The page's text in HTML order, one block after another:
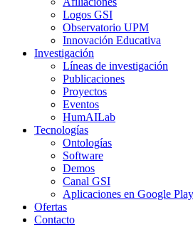
Logos GSI
Observatorio UPM
Innovación Educativa
Investigación
Líneas de investigación
Publicaciones
Proyectos
Eventos
HumAILab
Tecnologías
Ontologías
Software
Demos
Canal GSI
Aplicaciones en Google Play
Ofertas
Contacto